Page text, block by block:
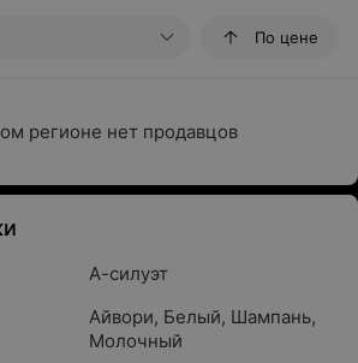
По цене
регионе нет продавцов
А-силуэт
Айвори, Белый, Шампань,
Молочный